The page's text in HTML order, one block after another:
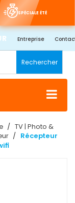
SPÉCIALE ÉTÉ
Entreprise
Rechercher
TV | Photo &
Récepteur